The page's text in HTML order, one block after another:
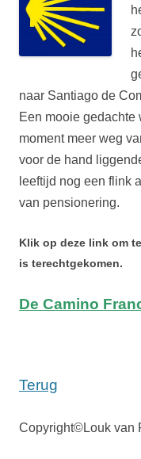
naar Santiago de
Een mooie gedachte
moment meer weg
voor de hand
leeftijd nog een flink
van pensionering.
Klik op deze link om
is terechtgekomen.
De Camino
Terug
Copyright©Louk van